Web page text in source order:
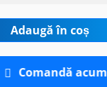
Adaugă în coș
Comandă acum